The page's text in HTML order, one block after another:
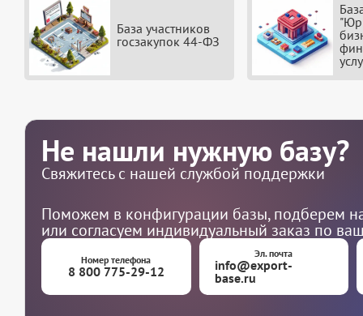
База участников
госзакупок 44-ФЗ
Не нашли нужную базу?
Свяжитесь с нашей службой поддержки
Поможем в конфигурации базы, подберем
или согласуем индивидуальный заказ по
Номер телефона
8 800 775-29-12
Эл. почта
info@export-
base.ru